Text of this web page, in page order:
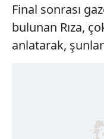
Final sonrası
bulunan Rıza,
anlatarak,